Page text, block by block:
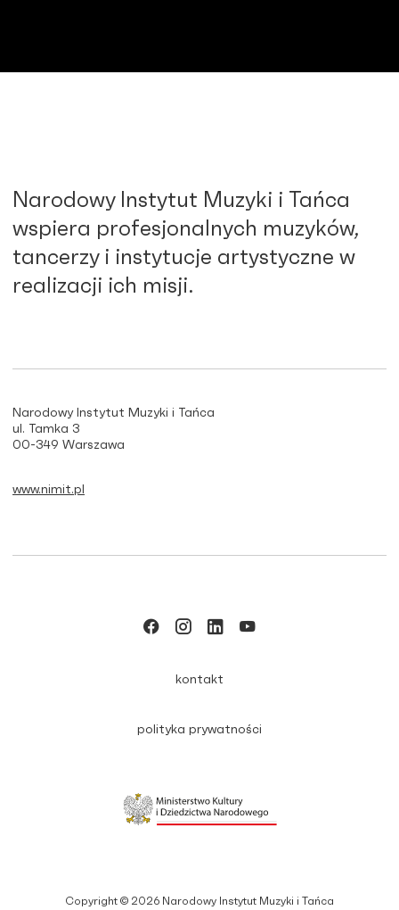
Narodowy Instytut Muzyki i Tańca
wspiera profesjonalnych muzyków,
tancerzy i instytucje artystyczne w
realizacji ich misji.
Narodowy Instytut Muzyki i Tańca
ul. Tamka 3
00-349 Warszawa
www.nimit.pl
Copyright © 2026 Narodowy Instytut Muzyki i Tańca
kontakt
polityka prywatności